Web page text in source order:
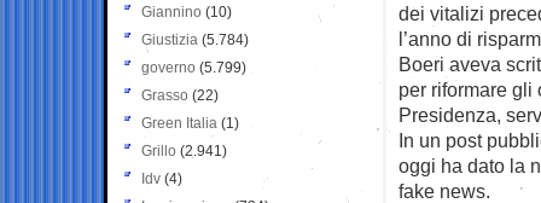
dei vitalizi
l’anno di
Boeri aveva
per riformare gli
Presidenza,
In un post
oggi ha dato la
fake news.
Giannino (10)
Giustizia (5.784)
governo (5.799)
Grasso (22)
Green Italia (1)
Grillo (2.941)
Idv (4)